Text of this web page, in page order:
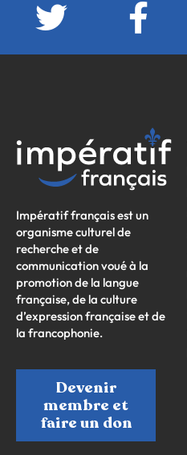
Impératif français est un
organisme culturel de
recherche et de
communication voué à la
promotion de la langue
française, de la culture
d’expression française et de
la francophonie.
Devenir
membre et
faire un don